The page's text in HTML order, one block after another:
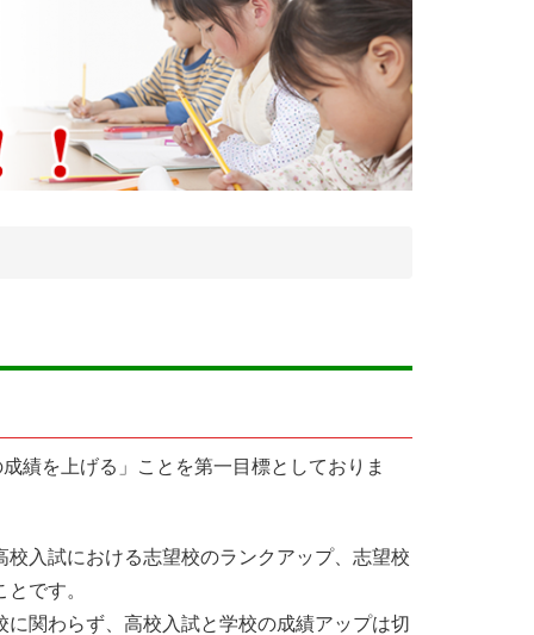
績を上げる」ことを第一目標としておりま
校入試における志望校のランクアップ、志望校
です。
に関わらず、高校入試と学校の成績アップは切